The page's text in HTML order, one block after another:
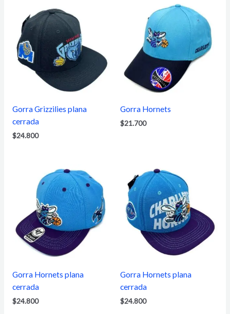
Gorra Grizzilies plana
cerrada
$24.800
Gorra Hornets
$21.700
Gorra Hornets plana
cerrada
$24.800
Gorra Hornets plana
cerrada
$24.800